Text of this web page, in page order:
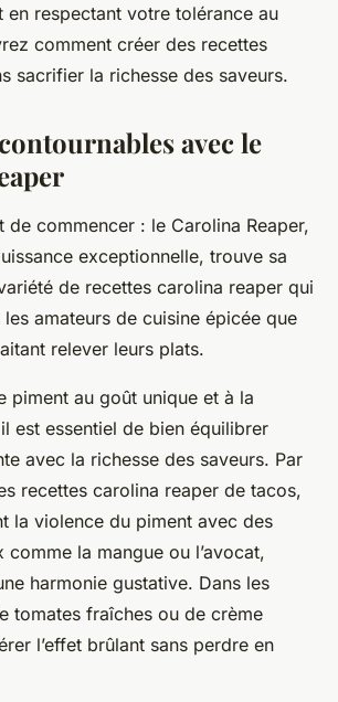
en respectant votre tolérance au
comment créer des recettes
sacrifier la richesse des saveurs.
avec le
de commencer : le Carolina Reaper,
exceptionnelle, trouve sa
de recettes carolina reaper qui
les amateurs de cuisine épicée que
relever leurs plats.
piment au goût unique et à la
est essentiel de bien équilibrer
avec la richesse des saveurs. Par
recettes carolina reaper de tacos,
la violence du piment avec des
comme la mangue ou l’avocat,
harmonie gustative. Dans les
tomates fraîches ou de crème
l’effet brûlant sans perdre en